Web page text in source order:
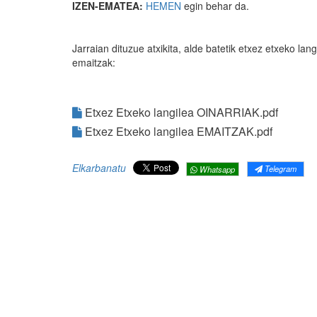
IZEN-EMATEA: HEMEN egin behar da.
Jarraian dituzue atxikita, alde batetik etxez etxeko
emaitzak:
Etxez Etxeko langilea OINARRIAK.pdf
Etxez Etxeko langilea EMAITZAK.pdf
Elkarbanatu Whatsapp Telegram